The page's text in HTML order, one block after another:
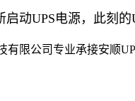
UPS电源，此刻的
限公司专业承接安顺